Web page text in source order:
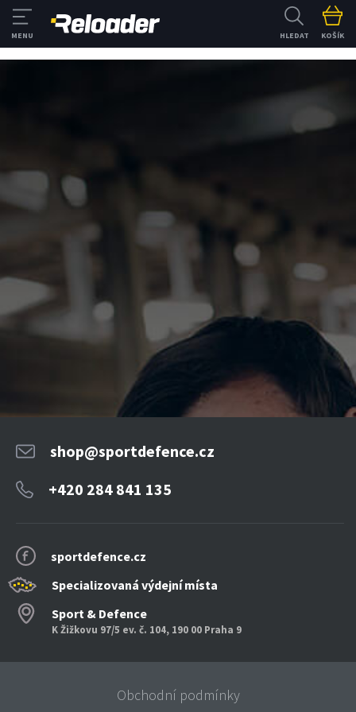
HLEDAT KOŠÍK
sportdefence.cz
Specializovaná výdejní místa
Sport & Defence
K Žižkovu 97/5 ev. č. 104, 190 00 Praha 9
shop@sportdefence.cz
+420 284 841 135
Obchodní podmínky